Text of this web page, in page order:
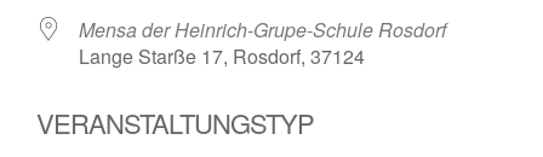
Mensa der Heinrich-Grupe-Schule Rosdorf
Lange Starße 17, Rosdorf, 37124
VERANSTALTUNGSTYP